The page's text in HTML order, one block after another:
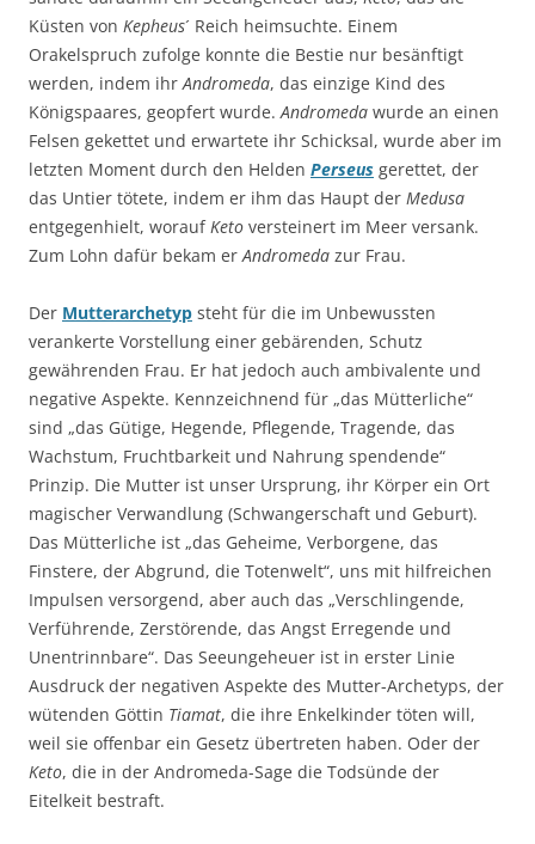
Küsten von Kepheus´ Reich heimsuchte. Einem
Orakelspruch zufolge konnte die Bestie nur besänftigt
werden, indem ihr Andromeda, das einzige Kind des
Königspaares, geopfert wurde. Andromeda wurde an einen
Felsen gekettet und erwartete ihr Schicksal, wurde aber im
letzten Moment durch den Helden Perseus gerettet, der
das Untier tötete, indem er ihm das Haupt der Medusa
entgegenhielt, worauf Keto versteinert im Meer versank.
Zum Lohn dafür bekam er Andromeda zur Frau.
Der Mutterarchetyp steht für die im Unbewussten
verankerte Vorstellung einer gebärenden, Schutz
gewährenden Frau. Er hat jedoch auch ambivalente und
negative Aspekte. Kennzeichnend für „das Mütterliche“
sind „das Gütige, Hegende, Pflegende, Tragende, das
Wachstum, Fruchtbarkeit und Nahrung spendende“
Prinzip. Die Mutter ist unser Ursprung, ihr Körper ein Ort
magischer Verwandlung (Schwangerschaft und Geburt).
Das Mütterliche ist „das Geheime, Verborgene, das
Finstere, der Abgrund, die Totenwelt“, uns mit hilfreichen
Impulsen versorgend, aber auch das „Verschlingende,
Verführende, Zerstörende, das Angst Erregende und
Unentrinnbare“. Das Seeungeheuer ist in erster Linie
Ausdruck der negativen Aspekte des Mutter-Archetyps, der
wütenden Göttin Tiamat, die ihre Enkelkinder töten will,
weil sie offenbar ein Gesetz übertreten haben. Oder der
Keto, die in der Andromeda-Sage die Todsünde der
Eitelkeit bestraft.